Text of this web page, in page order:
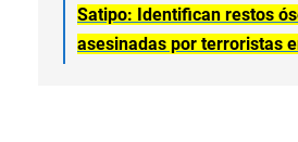
Satipo: Identifican restos
asesinadas por terroristas